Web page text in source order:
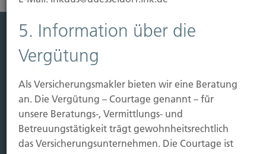
Leistung
Vorsorgen
Sichern
Immobilien Vers.
Kauf Grundstück
5. Information über die
Vergütung
Als Versicherungsmakler bieten wir eine Beratung
an. Die Vergütung – Courtage genannt – für
unsere Beratungs-, Vermittlungs- und
Betreuungstätigkeit trägt gewohnheitsrechtlich
das Versicherungsunternehmen. Die Courtage ist